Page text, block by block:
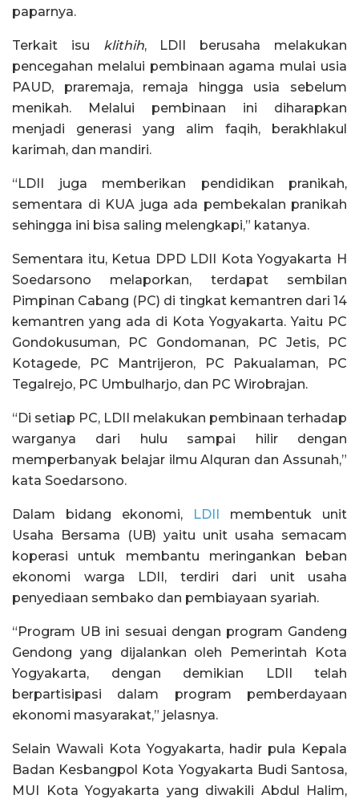
paparnya.
Terkait isu klithih, LDII berusaha melakukan
pencegahan melalui pembinaan agama mulai usia
PAUD, praremaja, remaja hingga usia sebelum
menikah. Melalui pembinaan ini diharapkan
menjadi generasi yang alim faqih, berakhlakul
karimah, dan mandiri.
“LDII juga memberikan pendidikan pranikah,
sementara di KUA juga ada pembekalan pranikah
sehingga ini bisa saling melengkapi,” katanya.
Sementara itu, Ketua DPD LDII Kota Yogyakarta H
Soedarsono melaporkan, terdapat sembilan
Pimpinan Cabang (PC) di tingkat kemantren dari 14
kemantren yang ada di Kota Yogyakarta. Yaitu PC
Gondokusuman, PC Gondomanan, PC Jetis, PC
Kotagede, PC Mantrijeron, PC Pakualaman, PC
Tegalrejo, PC Umbulharjo, dan PC Wirobrajan.
“Di setiap PC, LDII melakukan pembinaan terhadap
warganya dari hulu sampai hilir dengan
memperbanyak belajar ilmu Alquran dan Assunah,”
kata Soedarsono.
Dalam bidang ekonomi, LDII membentuk unit
Usaha Bersama (UB) yaitu unit usaha semacam
koperasi untuk membantu meringankan beban
ekonomi warga LDII, terdiri dari unit usaha
penyediaan sembako dan pembiayaan syariah.
“Program UB ini sesuai dengan program Gandeng
Gendong yang dijalankan oleh Pemerintah Kota
Yogyakarta, dengan demikian LDII telah
berpartisipasi dalam program pemberdayaan
ekonomi masyarakat,” jelasnya.
Selain Wawali Kota Yogyakarta, hadir pula Kepala
Badan Kesbangpol Kota Yogyakarta Budi Santosa,
MUI Kota Yogyakarta yang diwakili Abdul Halim,